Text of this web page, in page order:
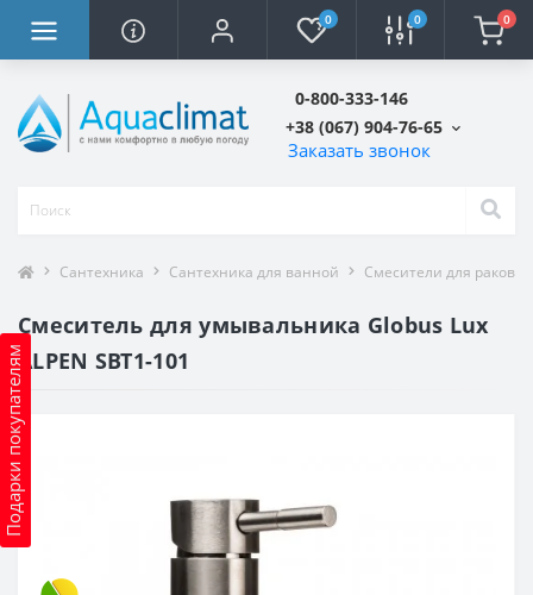
0 0 0
0-800-333-146
+38 (067) 904-76-65
Заказать звонок
Подарки покупателям
Сантехника Сантехника для ванной Смесители для
Смеситель для умывальника Globus Lux
ALPEN SBT1-101